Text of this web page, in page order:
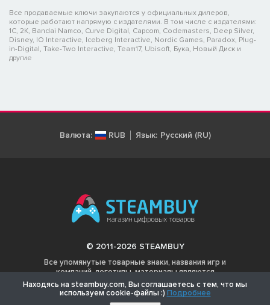
Все продаваемые ключи закупаются у официальных дилеров,
которые работают напрямую с издателями. В том числе с издателями:
1C, 2K, Bandai Namco, Curve Digital, Capcom, Codemasters, Deep Silver,
Disney, IO Interactive, Iceberg Interactive, Nordic Games, Paradox, Plug-
in-Digital, Take-Two Interactive, Team17, Ubisoft, Бука, Новый Диск и
другие
Валюта: RUB Язык: Русский (RU)
© 2011-2026 STEAMBUY
Все упомянутые товарные знаки, названия игр и
компаний, логотипы, материалы являются
собственностью соответствующих владельцев.
Находясь на steambuy.com, Вы соглашаетесь с тем, что мы
используем cookie-файлы :) Подробнее